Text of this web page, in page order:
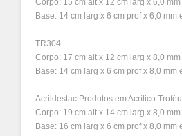
Corpo: 15 cm alt x 12 cm larg x 6,0
Base: 14 cm larg x 6 cm prof x 6,0 mm
TR304
Corpo: 17 cm alt x 12 cm larg x 8,0
Base: 14 cm larg x 6 cm prof x 8,0 mm
Acrildestac Produtos em Acrílico
Corpo: 19 cm alt x 14 cm larg x 8,0
Base: 16 cm larg x 6 cm prof x 8,0 mm